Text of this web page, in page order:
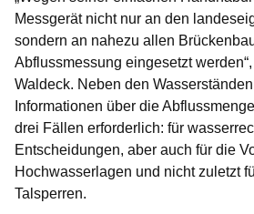
Messgerät nicht nur an den
sondern an nahezu allen
Abflussmessung eingesetzt
Waldeck. Neben den
Informationen über die
drei Fällen erforderlich: für
Entscheidungen, aber auch für die
Hochwasserlagen und nicht zuletzt
Talsperren.